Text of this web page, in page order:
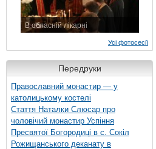
В обласній лікарні
Усі фотосесії
Передруки
Православний монастир — у
католицькому костелі
Стаття Наталки Слюсар про
чоловічий монастир Успіння
Пресвятої Богородиці в с. Сокіл
Рожищанського деканату в